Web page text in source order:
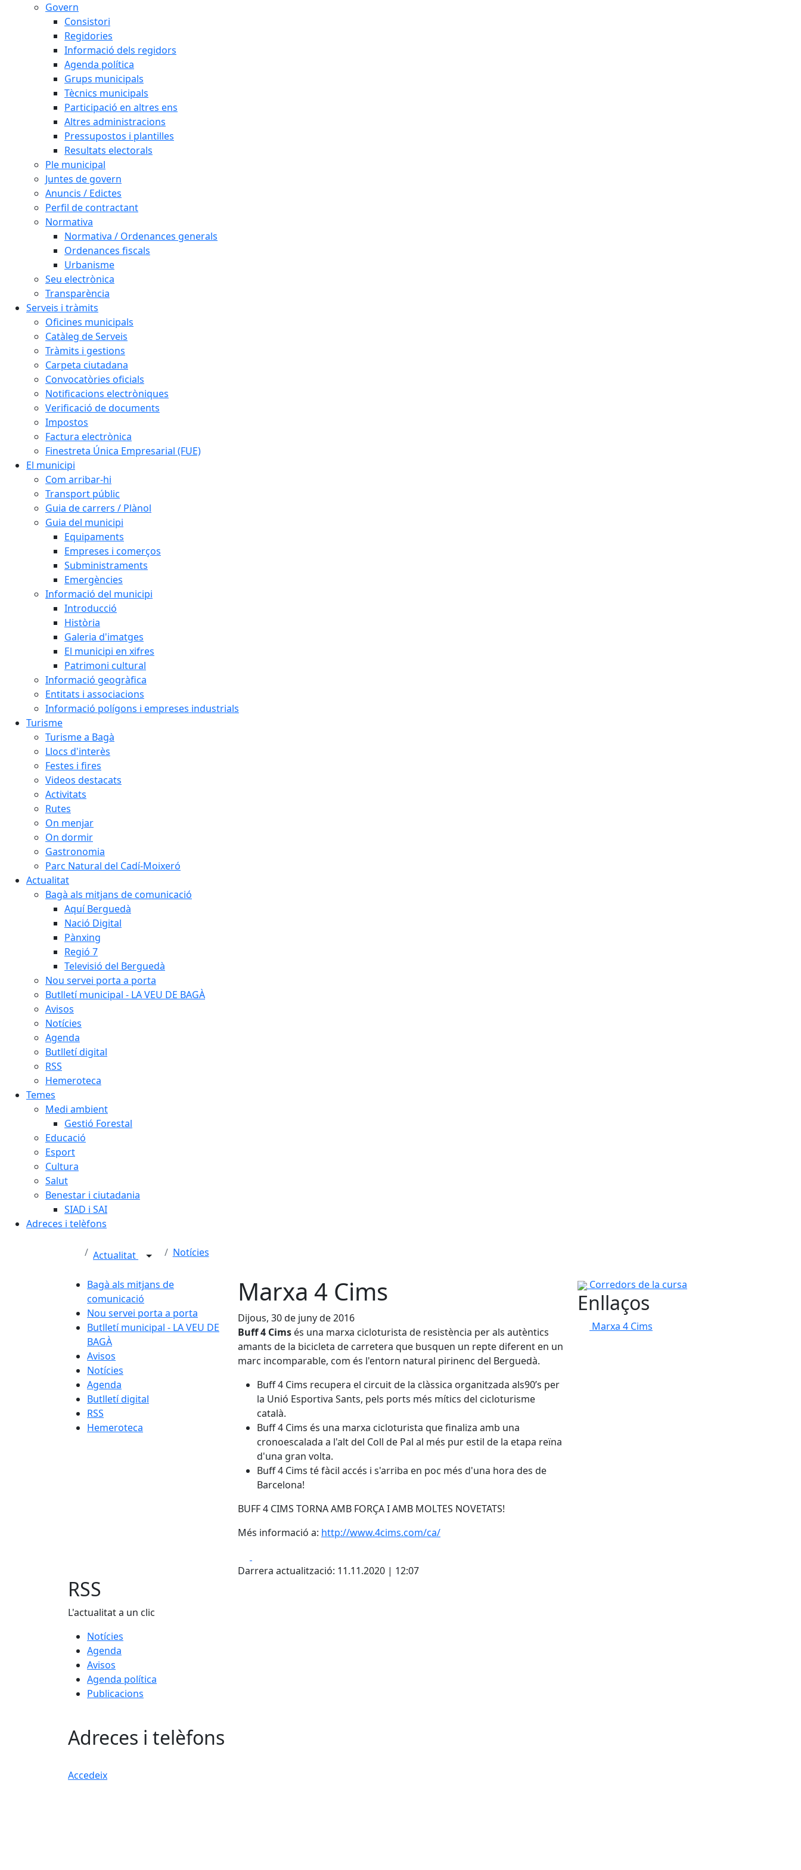
Govern
Consistori
Regidories
Informació dels regidors
Agenda política
Grups municipals
Tècnics municipals
Participació en altres ens
Altres administracions
Pressupostos i plantilles
Resultats electorals
Ple municipal
Juntes de govern
Anuncis / Edictes
Perfil de contractant
Normativa
Normativa / Ordenances generals
Ordenances fiscals
Urbanisme
Seu electrònica
Transparència
Serveis i tràmits
Oficines municipals
Catàleg de Serveis
Tràmits i gestions
Carpeta ciutadana
Convocatòries oficials
Notificacions electròniques
Verificació de documents
Impostos
Factura electrònica
Finestreta Única Empresarial (FUE)
El municipi
Com arribar-hi
Transport públic
Guia de carrers / Plànol
Guia del municipi
Equipaments
Empreses i comerços
Subministraments
Emergències
Informació del municipi
Introducció
Història
Galeria d'imatges
El municipi en xifres
Patrimoni cultural
Informació geogràfica
Entitats i associacions
Informació polígons i empreses industrials
Turisme
Turisme a Bagà
Llocs d'interès
Festes i fires
Videos destacats
Activitats
Rutes
On menjar
On dormir
Gastronomia
Parc Natural del Cadí-Moixeró
Actualitat
Bagà als mitjans de comunicació
Aquí Berguedà
Nació Digital
Pànxing
Regió 7
Televisió del Berguedà
Nou servei porta a porta
Butlletí municipal - LA VEU DE BAGÀ
Avisos
Notícies
Agenda
Butlletí digital
RSS
Hemeroteca
Temes
Medi ambient
Gestió Forestal
Educació
Esport
Cultura
Salut
Benestar i ciutadania
SIAD i SAI
Adreces i telèfons
Actualitat Notícies
Bagà als mitjans de
comunicació
Nou servei porta a porta
Butlletí municipal - LA VEU DE
BAGÀ
Avisos
Notícies
Agenda
Butlletí digital
RSS
Hemeroteca
Marxa 4 Cims
Dijous, 30 de juny de 2016
Buff 4 Cims és una marxa cicloturista de resistència per als autèntics
amants de la bicicleta de carretera que busquen un repte diferent en un
marc incomparable, com és l'entorn natural pirinenc del Berguedà.
Buff 4 Cims recupera el circuit de la clàssica organitzada als90’s per
la Unió Esportiva Sants, pels ports més mítics del cicloturisme
català.
Buff 4 Cims és una marxa cicloturista que finaliza amb una
cronoescalada a l'alt del Coll de Pal al més pur estil de la etapa reïna
d'una gran volta.
Buff 4 Cims té fàcil accés i s'arriba en poc més d'una hora des de
Barcelona!
BUFF 4 CIMS TORNA AMB FORÇA I AMB MOLTES NOVETATS!
Més informació a: http://www.4cims.com/ca/
Darrera actualització: 11.11.2020 | 12:07
Corredors de la cursa
Enllaços
Marxa 4 Cims
RSS
L'actualitat a un clic
Notícies
Agenda
Avisos
Agenda política
Publicacions
Adreces i telèfons
Accedeix